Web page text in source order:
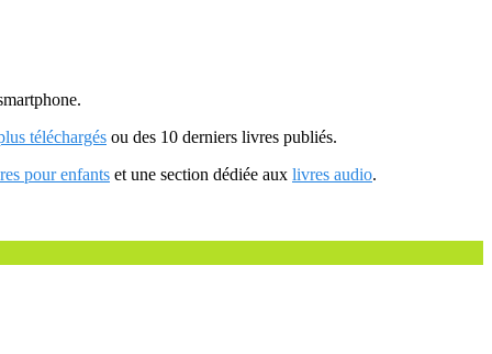
téléchargés ou des 10 derniers livres publiés.
pour enfants et une section dédiée aux livres audio.